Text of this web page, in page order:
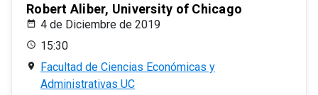
Robert Aliber, University of Chicago
4 de Diciembre de 2019
15:30
Facultad de Ciencias Económicas y
Administrativas UC